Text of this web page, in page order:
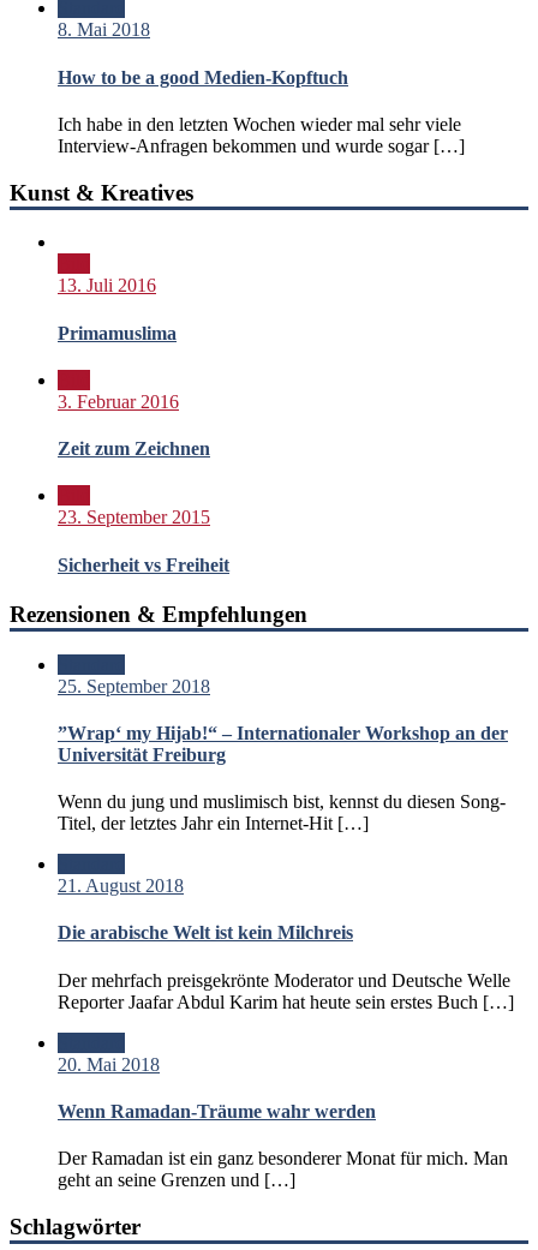
8. Mai 2018
How to be a good Medien-Kopftuch
Ich habe in den letzten Wochen wieder mal sehr viele
Interview-Anfragen bekommen und wurde sogar […]
Kunst & Kreatives
13. Juli 2016
Primamuslima
3. Februar 2016
Zeit zum Zeichnen
23. September 2015
Sicherheit vs Freiheit
Rezensionen & Empfehlungen
25. September 2018
”Wrap‘ my Hijab!“ – Internationaler Workshop an der
Universität Freiburg
Wenn du jung und muslimisch bist, kennst du diesen Song-
Titel, der letztes Jahr ein Internet-Hit […]
21. August 2018
Die arabische Welt ist kein Milchreis
Der mehrfach preisgekrönte Moderator und Deutsche Welle
Reporter Jaafar Abdul Karim hat heute sein erstes Buch […]
20. Mai 2018
Wenn Ramadan-Träume wahr werden
Der Ramadan ist ein ganz besonderer Monat für mich. Man
geht an seine Grenzen und […]
Schlagwörter